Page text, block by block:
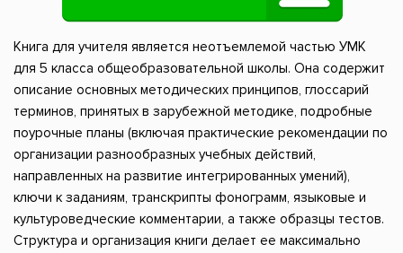
Книга для учителя является неотъемлемой частью УМК
для 5 класса общеобразовательной школы. Она содержит
описание основных методических принципов, глоссарий
терминов, принятых в зарубежной методике, подробные
поурочные планы (включая практические рекомендации по
организации разнообразных учебных действий,
направленных на развитие интегрированных умений),
ключи к заданиям, транскрипты фонограмм, языковые и
культуроведческие комментарии, а также образцы тестов.
Структура и организация книги делает ее максимально